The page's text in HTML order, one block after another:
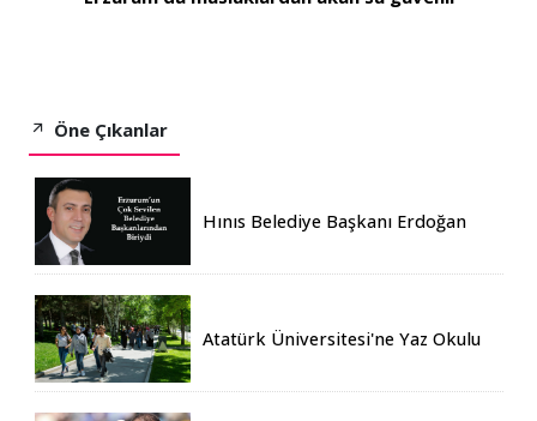
Öne Çıkanlar
Hınıs Belediye Başkanı Erdoğan
Atatürk Üniversitesi'ne Yaz Okulu